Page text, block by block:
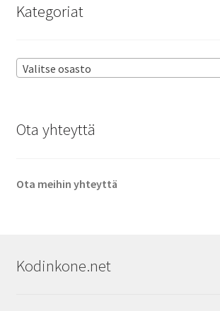
Kategoriat
Valitse osasto
Ota yhteyttä
Ota meihin yhteyttä
Kodinkone.net